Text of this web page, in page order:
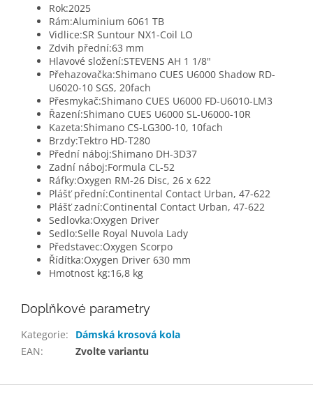
Rok:2025
Rám:Aluminium 6061 TB
Vidlice:SR Suntour NX1-Coil LO
Zdvih přední:63 mm
Hlavové složení:STEVENS AH 1 1/8"
Přehazovačka:Shimano CUES U6000 Shadow RD-
U6020-10 SGS, 20fach
Přesmykač:Shimano CUES U6000 FD-U6010-LM3
Řazení:Shimano CUES U6000 SL-U6000-10R
Kazeta:Shimano CS-LG300-10, 10fach
Brzdy:Tektro HD-T280
Přední náboj:Shimano DH-3D37
Zadní náboj:Formula CL-52
Ráfky:Oxygen RM-26 Disc, 26 x 622
Plášť přední:Continental Contact Urban, 47-622
Plášť zadní:Continental Contact Urban, 47-622
Sedlovka:Oxygen Driver
Sedlo:Selle Royal Nuvola Lady
Představec:Oxygen Scorpo
Řídítka:Oxygen Driver 630 mm
Hmotnost kg:16,8 kg
Doplňkové parametry
Kategorie:
Dámská krosová kola
EAN: Zvolte variantu